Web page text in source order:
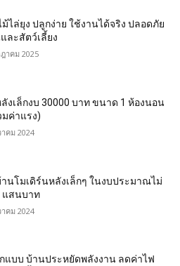
ไล่ยุง ปลูกง่าย ใช้งานได้จริง ปลอดภัย
ละสัตว์เลี้ยง
าคม 2025
งเล็กงบ 30000 บาท ขนาด 1 ห้องนอน
มค่าแรง)
คม 2024
นโมเดิร์นหลังเล็กๆ ในงบประมาณไม่
แสนบาท
คม 2024
แบบ บ้านประหยัดพลังงาน ลดค่าไฟ